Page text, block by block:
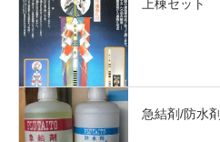
上棟セット
急結剤/防水剤